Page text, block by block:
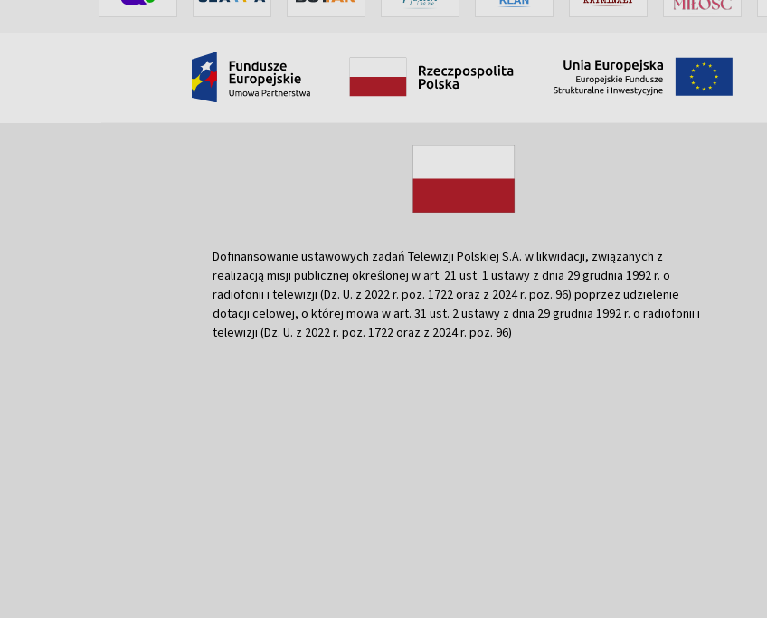
Dofinansowanie ustawowych zadań Telewizji Polskiej S.A. w likwidacji, związanych z
realizacją misji publicznej określonej w art. 21 ust. 1 ustawy z dnia 29 grudnia 1992 r. o
radiofonii i telewizji (Dz. U. z 2022 r. poz. 1722 oraz z 2024 r. poz. 96) poprzez udzielenie
dotacji celowej, o której mowa w art. 31 ust. 2 ustawy z dnia 29 grudnia 1992 r. o radiofonii i
telewizji (Dz. U. z 2022 r. poz. 1722 oraz z 2024 r. poz. 96)